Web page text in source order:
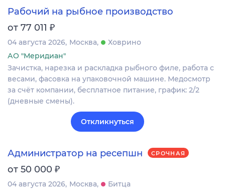
Рабочий на рыбное производство
от 77 011 ₽
04 августа 2026 Москва
Ховрино
АО "Меридиан"
Зачистка, нарезка и раскладка рыбного филе, работа с
весами, фасовка на упаковочной машине. Медосмотр
за счёт компании, бесплатное питание, график: 2/2
(дневные смены).
Откликнуться
Администратор на ресепшн СРОЧНАЯ
от 50 000 ₽
04 августа 2026 Москва
Битца